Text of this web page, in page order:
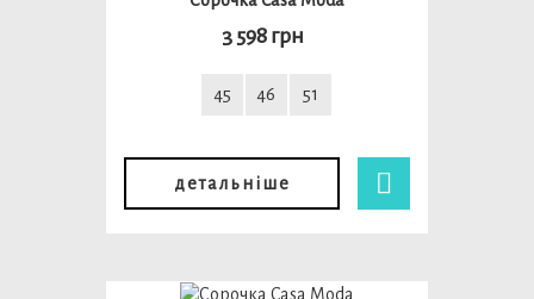
3 598 грн
45 46 51
детальніше